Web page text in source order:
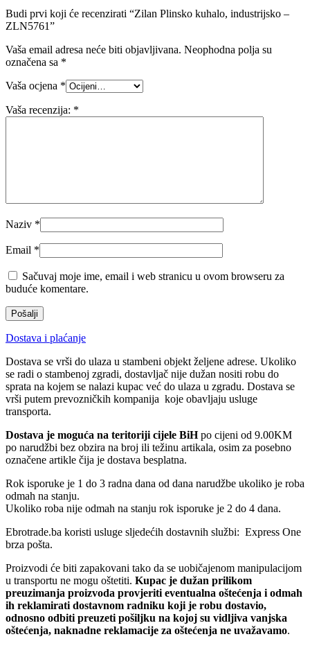
Budi prvi koji će recenzirati “Zilan Plinsko kuhalo, industrijsko –
ZLN5761”
Vaša email adresa neće biti objavljivana. Neophodna polja su
označena sa *
Vaša ocjena *
Vaša recenzija: *
Naziv *
Email *
Sačuvaj moje ime, email i web stranicu u ovom browseru za
buduće komentare.
Dostava i plaćanje
Dostava se vrši do ulaza u stambeni objekt željene adrese. Ukoliko
se radi o stambenoj zgradi, dostavljač nije dužan nositi robu do
sprata na kojem se nalazi kupac već do ulaza u zgradu. Dostava se
vrši putem prevozničkih kompanija koje obavljaju usluge
transporta.
Dostava je moguća na teritoriji cijele BiHpo cijeni od 9.00KM
po narudžbi bez obzira na broj ili težinu artikala, osim za posebno
označene artikle čija je dostava besplatna.
Rok isporuke je 1 do 3 radna dana od dana narudžbe ukoliko je roba
odmah na stanju.
Ukoliko roba nije odmah na stanju rok isporuke je 2 do 4 dana.
Ebrotrade.ba koristi usluge sljedećih dostavnih službi: Express One
brza pošta.
Proizvodi će biti zapakovani tako da se uobičajenom manipulacijom
u transportu ne mogu oštetiti. Kupac je dužan prilikom
preuzimanja proizvoda provjeriti eventualna oštećenja i odmah
ih reklamirati dostavnom radniku koji je robu dostavio,
odnosno odbiti preuzeti pošiljku na kojoj su vidljiva vanjska
oštećenja, naknadne reklamacije za oštećenja ne uvažavamo.